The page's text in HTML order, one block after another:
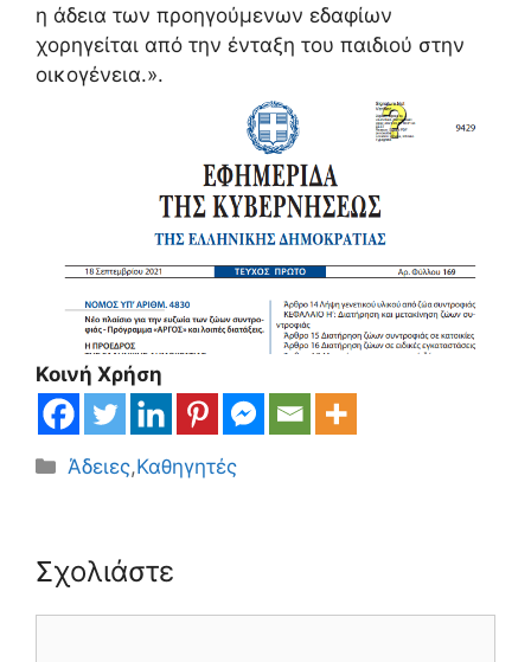
η άδεια των προηγούμενων εδαφίων
χορηγείται από την ένταξη του παιδιού στην
οικογένεια.».
Κοινή Χρήση
Κατηγορίες
Άδειες,Καθηγητές
Σχολιάστε